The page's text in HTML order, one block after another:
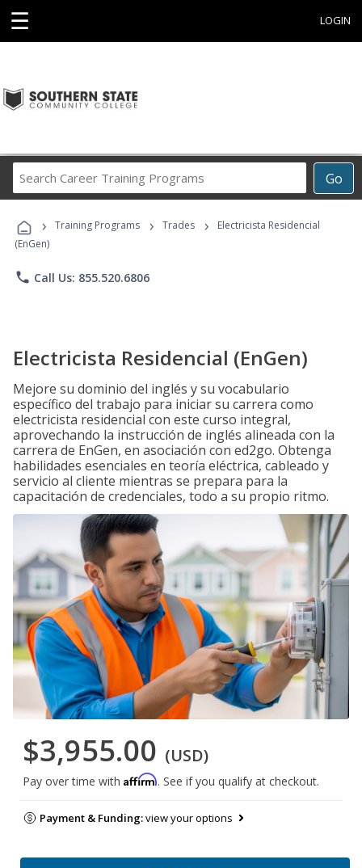
☰ LOGIN
Go
Career
Programs
› Training Programs › Trades ›
Electricista Residencial
(EnGen)
phone Call Us: 855.520.6806
Electricista Residencial (EnGen)
Mejore su dominio del inglés y su vocabulario
específico del trabajo para iniciar su carrera como
electricista residencial con este curso integral,
aprovechando la instrucción de inglés alineada con la
carrera de EnGen, en asociación con ed2go. Obtenga
habilidades esenciales en teoría eléctrica, cableado y
servicio al cliente mientras se prepara para la
capacitación de credenciales, todo a su propio ritmo.
$3,955.00 (USD)
Pay over time with Affirm. See if you qualify at checkout.
Payment & Funding:view your options